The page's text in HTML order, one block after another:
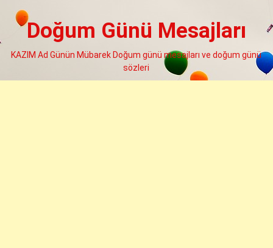
Doğum Günü Mesajları
KAZIM Ad Günün Mübarek Doğum günü mesajları ve doğum günü
sözleri